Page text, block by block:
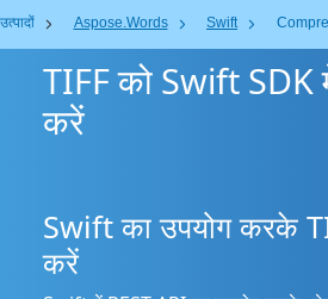
उत्पादों Aspose.Words Swift
TIFF को Swift SDK
करें
Swift का उपयोग करके
करें